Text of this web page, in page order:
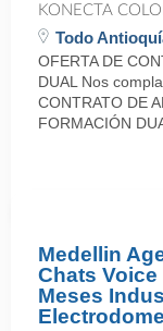
KONECTA
Todo
OFERTA DE
DUAL Nos
CONTRATO DE
FORMACIÓN
Medellin
Chats
Meses